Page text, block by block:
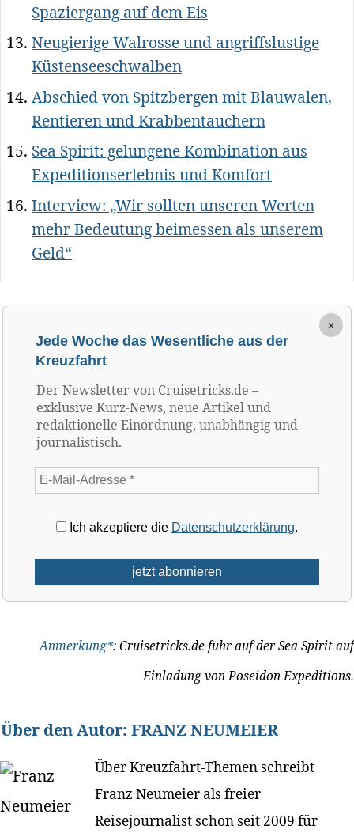
Spaziergang auf dem Eis
Neugierige Walrosse und angriffslustige
Küstenseeschwalben
Abschied von Spitzbergen mit Blauwalen,
Rentieren und Krabbentauchern
Sea Spirit: gelungene Kombination aus
Expeditionserlebnis und Komfort
Interview: „Wir sollten unseren Werten
mehr Bedeutung beimessen als unserem
Geld“
×
Jede Woche das Wesentliche aus der
Kreuzfahrt
Der Newsletter von Cruisetricks.de –
exklusive Kurz-News, neue Artikel und
redaktionelle Einordnung, unabhängig und
journalistisch.
Ich akzeptiere die Datenschutzerklärung.
Anmerkung*: Cruisetricks.de fuhr auf der Sea Spirit auf
Einladung von Poseidon Expeditions.
Über den Autor: FRANZ NEUMEIER
Über Kreuzfahrt-Themen schreibt
Franz Neumeier als freier
Reisejournalist schon seit 2009 für